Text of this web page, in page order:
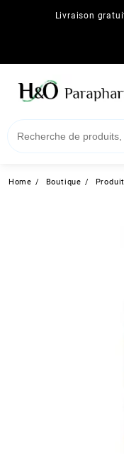
Livraison
Home Boutique